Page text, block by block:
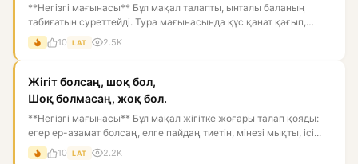
**Негізгі мағынасы** Бұл мақал талапты, ынталы баланың
табиғатын суреттейді. Тура мағынасында құс қанат қағып,
биікке ұм...
10 LAT 2.5K
Жігіт болсаң, шоқ бол,
Шоқ болмасаң, жоқ бол.
**Негізгі мағынасы** Бұл мақал жігітке жоғары талап қояды:
егер ер-азамат болсаң, елге пайдаң тиетін, мінезі мықты, ісі...
10 LAT 2.2K